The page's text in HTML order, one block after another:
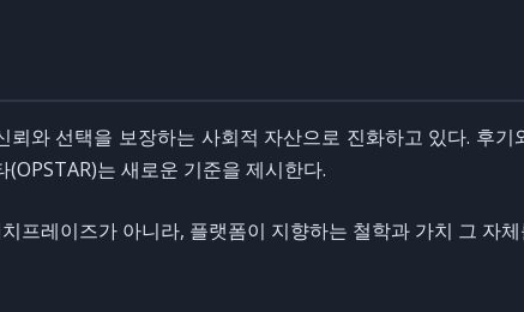
와 선택을 보장하는 사회적 자산으로 진화하고 있다. 후
는 새로운 기준을 제시한다.
레이즈가 아니라, 플랫폼이 지향하는 철학과 가치 그 자체